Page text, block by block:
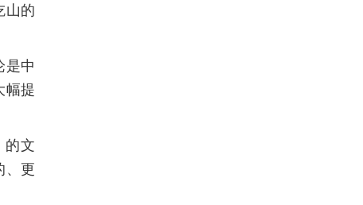
山的
是中
幅提
的文
、更